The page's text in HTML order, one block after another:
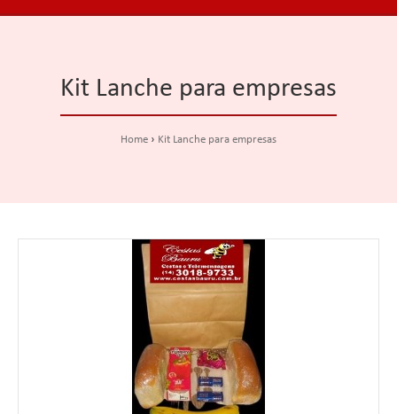
Kit Lanche para empresas
Home Kit Lanche para empresas